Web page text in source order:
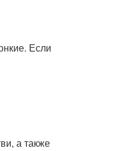
Если
а также